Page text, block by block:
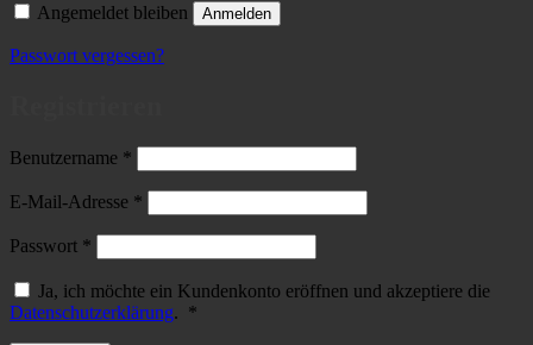
Angemeldet bleiben Anmelden
Passwort vergessen?
Benutzername *
E-Mail-Adresse *
Passwort *
Ja, ich möchte ein Kundenkonto eröffnen und akzeptiere die
Datenschutzerklärung. *